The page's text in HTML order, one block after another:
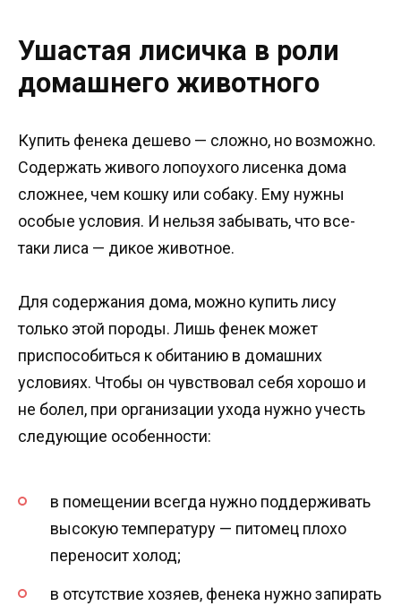
Ушастая лисичка в роли
домашнего животного
Купить фенека дешево — сложно, но возможно.
Содержать живого лопоухого лисенка дома
сложнее, чем кошку или собаку. Ему нужны
особые условия. И нельзя забывать, что все-
таки лиса — дикое животное.
Для содержания дома, можно купить лису
только этой породы. Лишь фенек может
приспособиться к обитанию в домашних
условиях. Чтобы он чувствовал себя хорошо и
не болел, при организации ухода нужно учесть
следующие особенности:
в помещении всегда нужно поддерживать
высокую температуру — питомец плохо
переносит холод;
в отсутствие хозяев, фенека нужно запирать